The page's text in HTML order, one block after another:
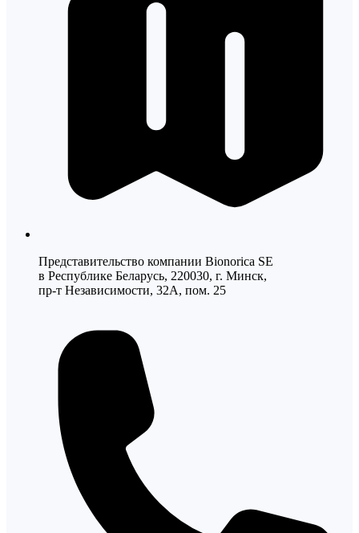
Представительство компании Bionorica SE
в Республике Беларусь, 220030, г. Минск,
пр-т Независимости, 32А, пом. 25